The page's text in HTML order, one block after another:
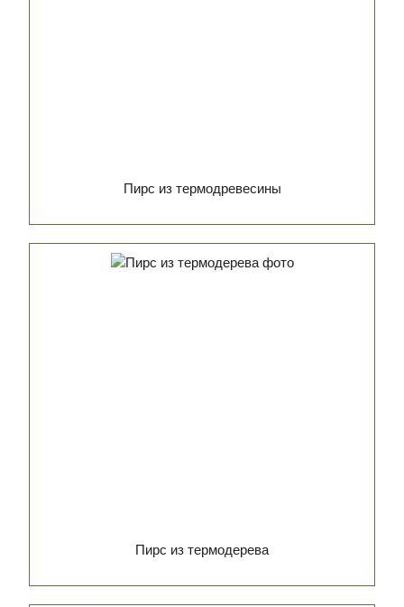
Пирс из термодревесины
Пирс из термодерева